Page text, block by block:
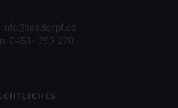
info@tesdorpf.de
0451- 799 270